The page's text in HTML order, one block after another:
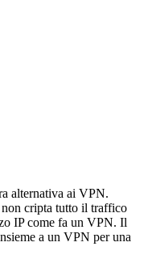
alternativa ai VPN.
cripta tutto il traffico
IP come fa un VPN. Il
a un VPN per una